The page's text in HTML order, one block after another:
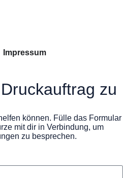
Impressum
zu
können. Fülle das Formular
mit dir in Verbindung, um
zu besprechen.